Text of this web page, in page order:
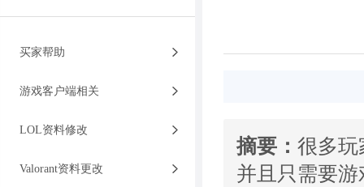
买家帮助
游戏客户端相关
LOL资料修改
Valorant资料更改
摘要： 很多玩
并且只需要